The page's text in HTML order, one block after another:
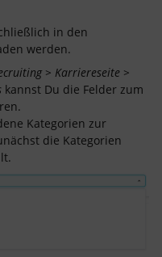
in den
werden.
> Karriereseite >
kannst Du die Felder zum
Kategorien zur
die Kategorien